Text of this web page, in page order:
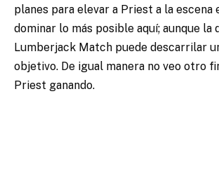
planes para elevar a Priest a la escena
dominar lo más posible aquí; aunque la
Lumberjack Match puede descarrilar
objetivo. De igual manera no veo otro
Priest ganando.